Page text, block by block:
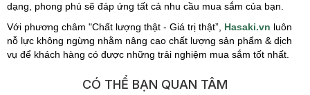
dạng, phong phú sẽ đáp ứng tất cả nhu cầu mua sắm của bạn.
Với phương châm "Chất lượng thật - Giá trị thật”, Hasaki.vn luôn
nỗ lực không ngừng nhằm nâng cao chất lượng sản phẩm & dịch
vụ để khách hàng có được những trải nghiệm mua sắm tốt nhất.
CÓ THỂ BẠN QUAN TÂM